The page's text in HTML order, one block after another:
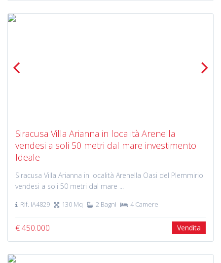
Siracusa Villa Arianna in località Arenella
vendesi a soli 50 metri dal mare investimento
Ideale
Siracusa Villa Arianna in località Arenella Oasi del Plemmirio
vendesi a soli 50 metri dal mare ...
Rif. IA4829 130 Mq 2 Bagni 4 Camere
€ 450.000 Vendita